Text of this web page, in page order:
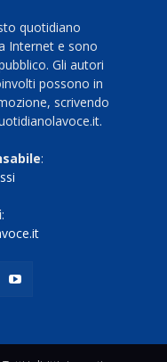
quotidiano
Internet e sono
Gli autori
possono in
scrivendo
:
: